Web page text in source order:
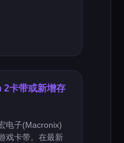
2卡带或新增存
电子(Macronix)
戏卡带。在最新